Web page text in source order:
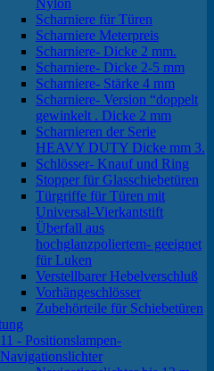
Nylon
Scharniere für Türen
Scharniere Meterpreis
Scharniere- Dicke 2 mm.
Scharniere- Dicke 2-5 mm
Scharniere- Stärke 4 mm
Scharniere- Version “doppelt
gewinkelt . Dicke 2 mm
Scharnieren der Serie
HEAVY DUTY Dicke mm 3.
Schlösser- Knauf und Ring
Stopper für Glasschiebetüren
Türgriffe für Türen mit
Universal-Vierkantstift
Überfall aus
hochglanzpoliertem- geeignet
für Luken
Verstellbarer Hebelverschluß
Vorhängeschlösser
Zubehörteile für Schiebetüren
11 - Positionslampen-
Navigationslichter